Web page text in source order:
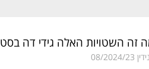
זה השטויות האלה גידי דה בסט
08/2024/23